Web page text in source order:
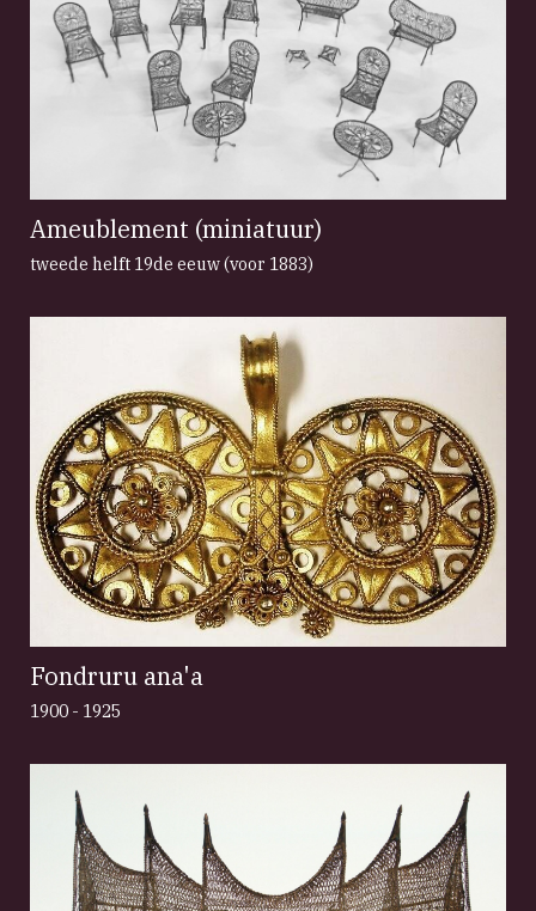
Ameublement (miniatuur)
tweede helft 19de eeuw (voor 1883)
Fondruru ana'a
1900 - 1925